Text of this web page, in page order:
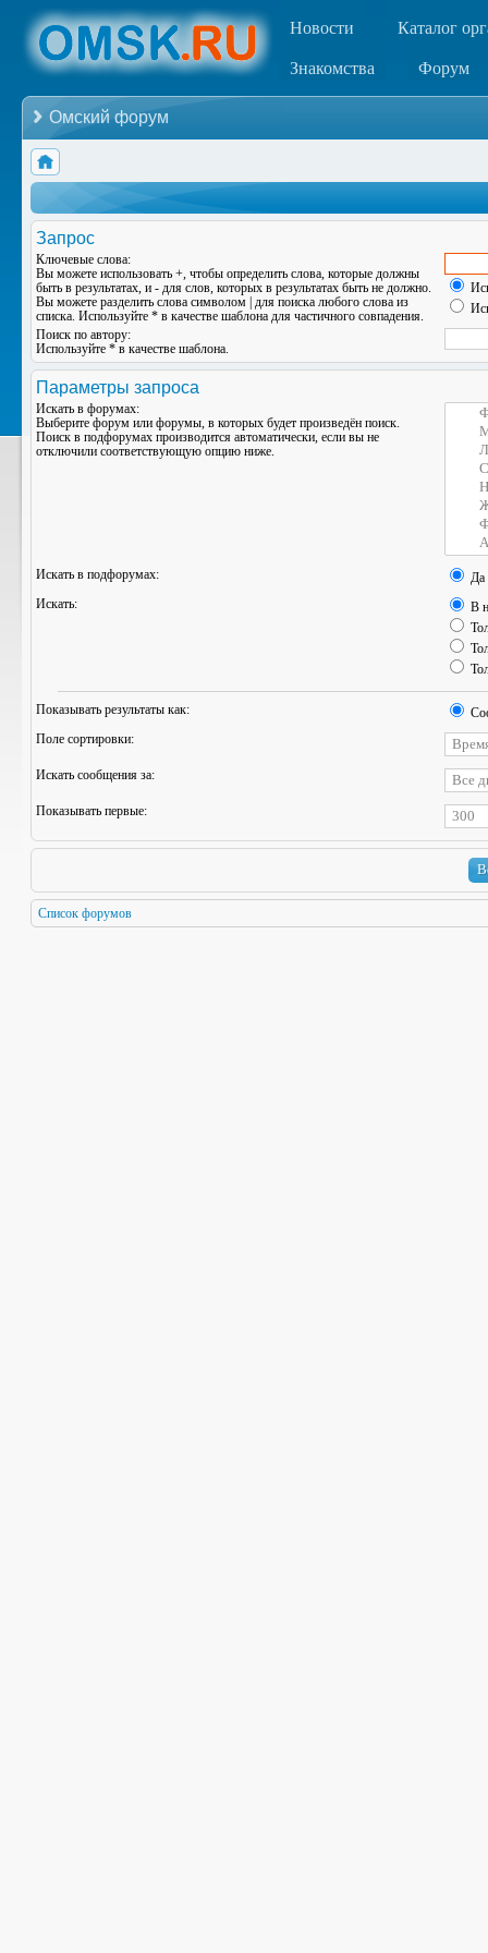
Новости Каталог
Знакомства Форум
Омский форум
Запрос
Ключевые слова:
Вы можете использовать +, чтобы определить слова, которые должны
быть в результатах, и - для слов, которых в результатах быть не должно.
Вы можете разделить слова символом для поиска любого слова из
списка. Используйте * в качестве шаблона для частичного совпадения.
Поиск по автору:
Используйте * в качестве шаблона.
Параметры запроса
Искать в форумах:
Выберите форум или форумы, в которых будет произведён поиск.
Поиск в подфорумах производится автоматически, если вы не
отключили соответствующую опцию ниже.
Искать в подфорумах:
Да
Искать:
В
Показывать результаты как:
Поле сортировки:
Искать сообщения за:
Показывать первые:
Список форумов